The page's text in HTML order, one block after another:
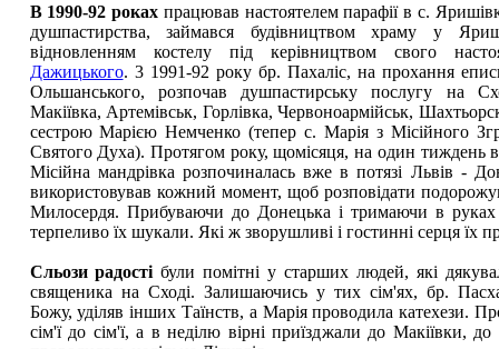
В 1990-92 роках працював настоятелем парафії в с.
душпастирства, займався будівництвом храму у
відновленням костелу під керівництвом свого
Дажицького. 3 1991-92 року бр. Пахаліс, на прохання
Ольшанського, розпочав душпастирську послугу на
Макіївка, Артемівськ, Горлівка, Червоноармійськ,
сестрою Марією Немченко (тепер с. Марія з Місійного
Святого Духа). Протягом року, щомісяця, на один тиждень
Місійна мандрівка розпочиналась вже в потязі Львів -
використовував кожний момент, щоб розповідати
Милосердя. Прибуваючи до Донецька і тримаючи в
терпеливо їх шукали. Які ж зворушливі і гостинні серця їх
Сльози радості були помітні у старших людей, які
священика на Сході. Залишаючись у тих сім'ях, бр.
Божу, уділяв інших Таїнств, а Марія проводила катехези.
сім'ї до сім'ї, а в неділю вірні приїзджали до Макіївки,